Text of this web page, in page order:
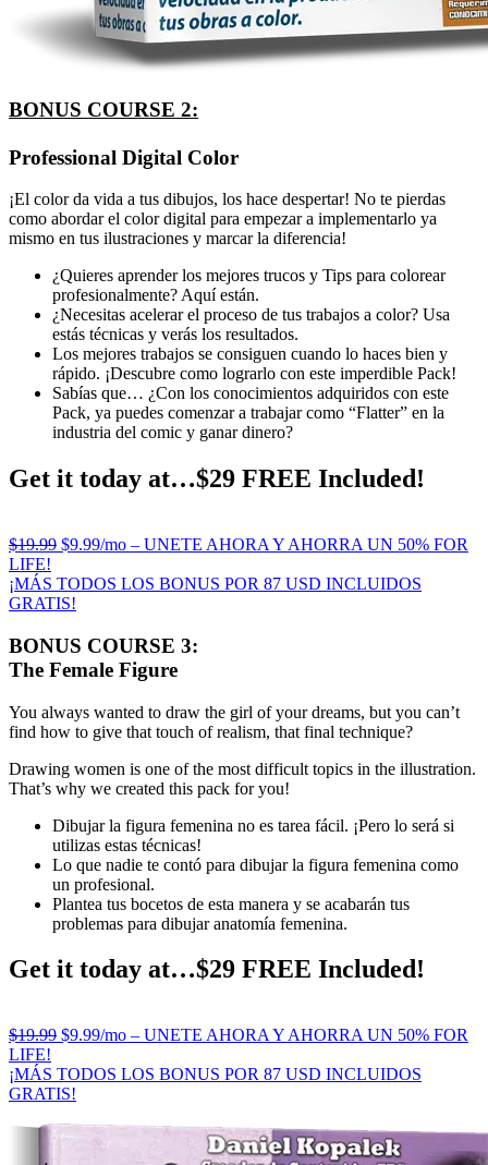
BONUS COURSE 2:
Professional Digital Color
¡El color da vida a tus dibujos, los hace despertar! No te pierdas
como abordar el color digital para empezar a implementarlo ya
mismo en tus ilustraciones y marcar la diferencia!
¿Quieres aprender los mejores trucos y Tips para colorear
profesionalmente? Aquí están.
¿Necesitas acelerar el proceso de tus trabajos a color? Usa
estás técnicas y verás los resultados.
Los mejores trabajos se consiguen cuando lo haces bien y
rápido. ¡Descubre como lograrlo con este imperdible Pack!
Sabías que… ¿Con los conocimientos adquiridos con este
Pack, ya puedes comenzar a trabajar como “Flatter” en la
industria del comic y ganar dinero?
Get it today at…$29 FREE Included!
$19.99 $9.99/mo – UNETE AHORA Y AHORRA UN 50% FOR
LIFE!
¡MÁS TODOS LOS BONUS POR 87 USD INCLUIDOS
GRATIS!
BONUS COURSE 3:
The Female Figure
You always wanted to draw the girl of your dreams, but you can’t
find how to give that touch of realism, that final technique?
Drawing women is one of the most difficult topics in the illustration.
That’s why we created this pack for you!
Dibujar la figura femenina no es tarea fácil. ¡Pero lo será si
utilizas estas técnicas!
Lo que nadie te contó para dibujar la figura femenina como
un profesional.
Plantea tus bocetos de esta manera y se acabarán tus
problemas para dibujar anatomía femenina.
Get it today at…$29 FREE Included!
$19.99 $9.99/mo – UNETE AHORA Y AHORRA UN 50% FOR
LIFE!
¡MÁS TODOS LOS BONUS POR 87 USD INCLUIDOS
GRATIS!